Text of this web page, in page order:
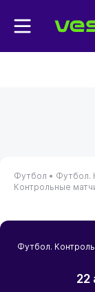
Футбол • Футбол.
Контрольные
Футбол.
22